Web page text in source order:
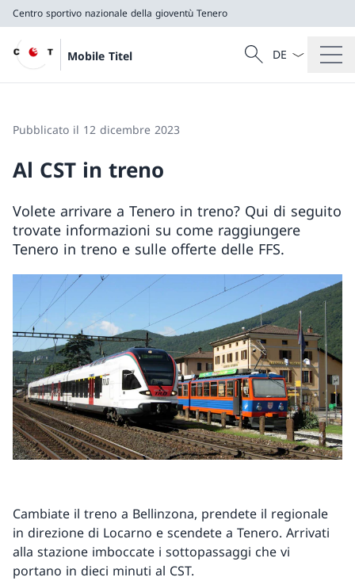
Centro sportivo nazionale della gioventù Tenero
Mobile Titel
Cercare
Ricerca
Dal menu a
Pubblicato il 12 dicembre 2023
Al CST in treno
Volete arrivare a Tenero in treno? Qui di seguito
trovate informazioni su come raggiungere
Tenero in treno e sulle offerte delle FFS.
Cambiate il treno a Bellinzona, prendete il regionale
in direzione di Locarno e scendete a Tenero. Arrivati
alla stazione imboccate i sottopassaggi che vi
portano in dieci minuti al CST.